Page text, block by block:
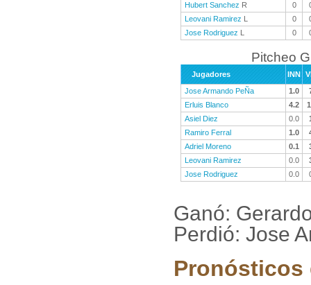
Hubert Sanchez R 0
Leovani Ramirez L 0
Jose Rodriguez L 0
Pitcheo
Jugadores INN
Jose Armando PeÑa
1.0
Erluis Blanco
4.2
Asiel Diez
0.0
Ramiro Ferral
1.0
Adriel Moreno
0.1
Leovani Ramirez
0.0
Jose Rodriguez
0.0
Ganó:
Perdió: Jose
Pronósticos